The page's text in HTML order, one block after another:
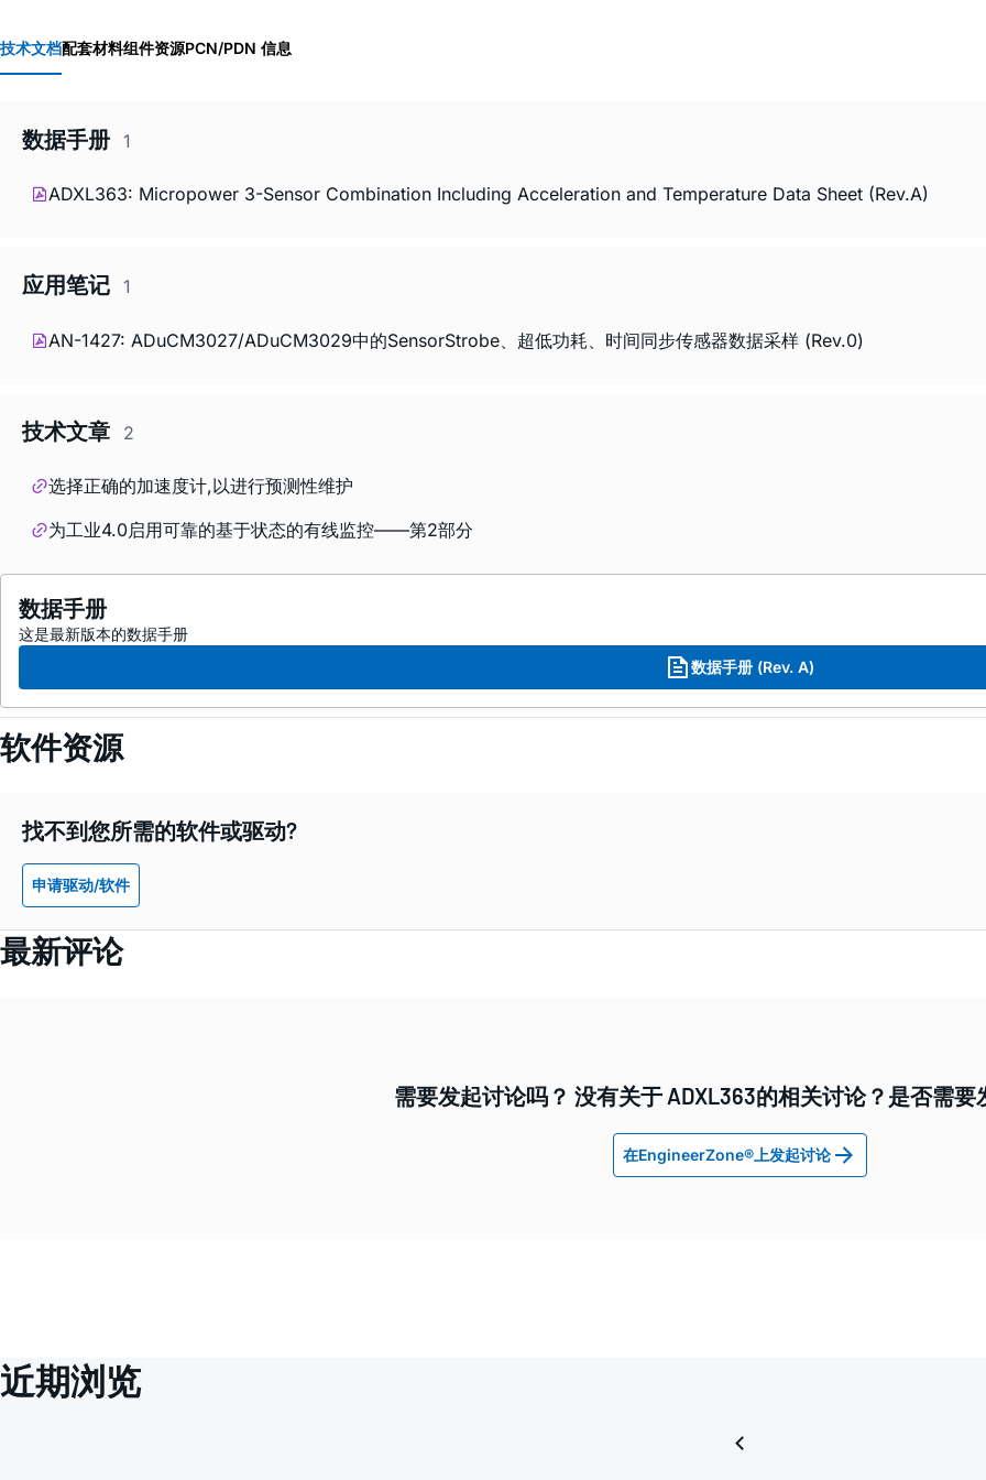
技术文档配套材料组件资源PCN/PDN 信息
数据手册 1
ADXL363: Micropower 3-Sensor Combination Including Acceleration and Temperature Data Sheet (Rev.A)
应用笔记 1
AN-1427: ADuCM3027/ADuCM3029中的SensorStrobe、超低功耗、时间同步传感器数据采样 (Rev.0)
技术文章 2
选择正确的加速度计,以进行预测性维护
为工业4.0启用可靠的基于状态的有线监控——第2部分
数据手册
这是最新版本的数据手册
数据手册 (Rev. A)
软件资源
找不到您所需的软件或驱动?
申请驱动/软件
最新评论
需要发起讨论吗？ 没有关于 ADXL363的相关讨论？是否需要
在EngineerZone®上发起讨论
近期浏览